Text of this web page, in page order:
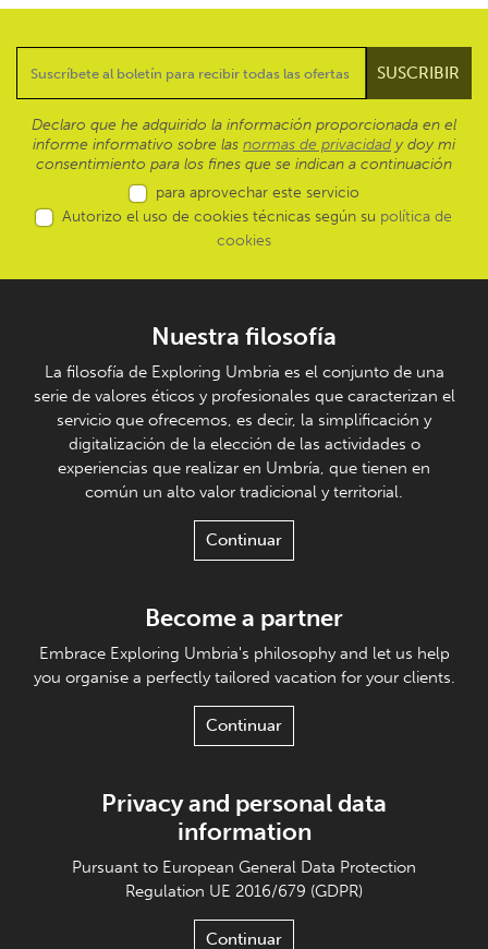
Declaro que he adquirido la información proporcionada en el
informe informativo sobre las normas de privacidad y doy mi
consentimiento para los fines que se indican a continuación
para aprovechar este servicio
Autorizo el uso de cookies técnicas según su política de
cookies
Nuestra filosofía
La filosofía de Exploring Umbria es el conjunto de una
serie de valores éticos y profesionales que caracterizan el
servicio que ofrecemos, es decir, la simplificación y
digitalización de la elección de las actividades o
experiencias que realizar en Umbría, que tienen en
común un alto valor tradicional y territorial.
Continuar
Become a partner
Embrace Exploring Umbria's philosophy and let us help
you organise a perfectly tailored vacation for your clients.
Continuar
Privacy and personal data
information
Pursuant to European General Data Protection
Regulation UE 2016/679 (GDPR)
Continuar